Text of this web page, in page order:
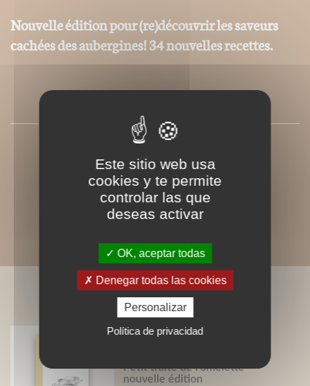
Nouvelle édition pour (re)découvrir les saveurs
cachées des aubergines! 34 nouvelles recettes.
LIVRES ASSOCIÉS
Petit traité de l'omelette -
nouvelle édition
Este sitio web usa
cookies y te permite
controlar las que
deseas activar
OK, aceptar todas
Denegar todas las cookies
Personalizar
Política de privacidad